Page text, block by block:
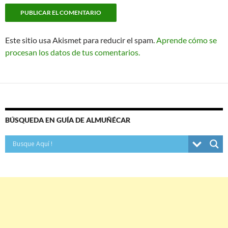
Este sitio usa Akismet para reducir el spam. Aprende cómo se
procesan los datos de tus comentarios.
BÚSQUEDA EN GUÍA DE ALMUÑÉCAR